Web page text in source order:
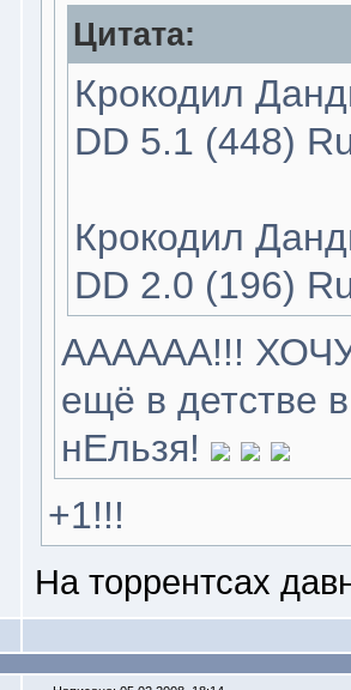
Цитата:
Крокодил
DD 5.1 (448)
Крокодил
DD 2.0 (196)
АААААА!!!
ещё в детстве
нЕльзя!
+1!!!
На торрентсах